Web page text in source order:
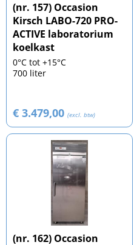
(nr. 157) Occasion
Kirsch LABO-720 PRO-
ACTIVE laboratorium
koelkast
0°C tot +15°C
700 liter
€ 3.479,00 (excl. btw)
(nr. 162) Occasion